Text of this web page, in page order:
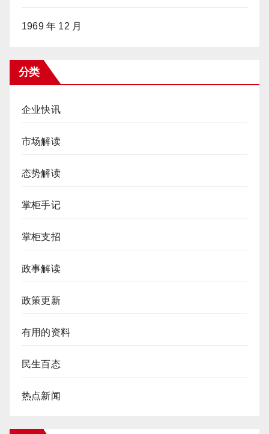
1969 年 12 月
分类
企业快讯
市场解读
态势解读
掌柜手记
掌柜支招
政事解读
政策更新
有用的资料
民生百态
热点新闻